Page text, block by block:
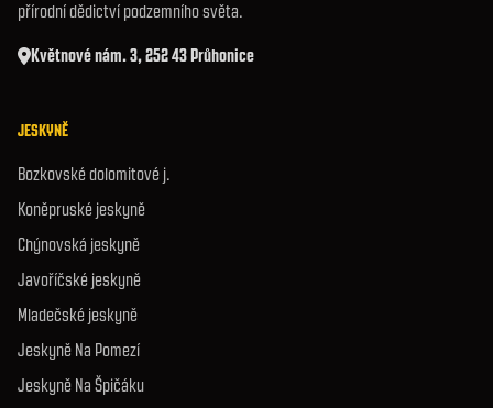
přírodní dědictví podzemního světa.
Květnové nám. 3, 252 43 Průhonice
JESKYNĚ
Bozkovské dolomitové j.
Koněpruské jeskyně
Chýnovská jeskyně
Javoříčské jeskyně
Mladečské jeskyně
Jeskyně Na Pomezí
Jeskyně Na Špičáku